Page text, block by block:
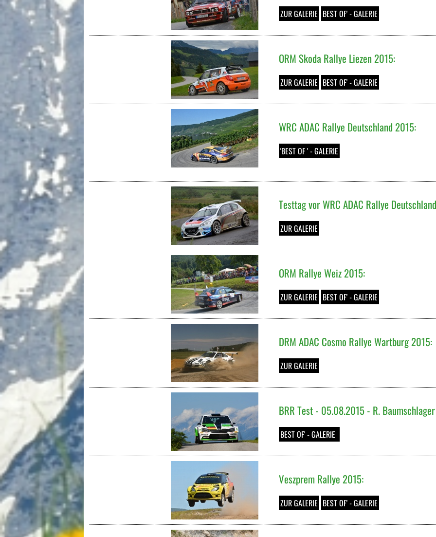
ZUR GALERIE BEST OF' - GALERIE
ORM Skoda Rallye Liezen 2015:
ZUR GALERIE BEST OF' - GALERIE
WRC ADAC Rallye Deutschland 2015:
'BEST OF ' - GALERIE
Testtag vor WRC ADAC Rallye
ZUR GALERIE
ORM Rallye Weiz 2015:
ZUR GALERIE BEST OF' - GALERIE
DRM ADAC Cosmo Rallye Wartburg 2015:
ZUR GALERIE
BRR Test - 05.08.2015 - R.
BEST OF' - GALERIE
Veszprem Rallye 2015:
ZUR GALERIE BEST OF' - GALERIE